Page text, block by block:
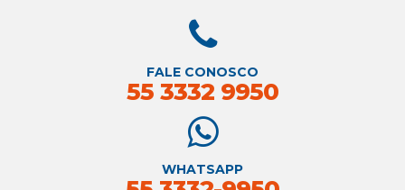
FALE CONOSCO
55 3332 9950
WHATSAPP